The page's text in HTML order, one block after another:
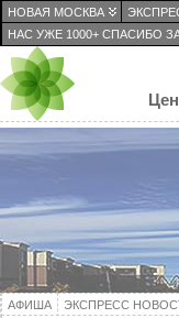
НОВАЯ МОСКВА
НАС УЖЕ 1000+ СПАСИБО
АФИША ЭКСПРЕСС